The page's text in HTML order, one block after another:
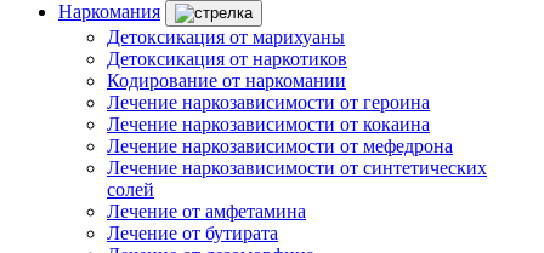
Наркомания
Детоксикация от марихуаны
Детоксикация от наркотиков
Кодирование от наркомании
Лечение наркозависимости от героина
Лечение наркозависимости от кокаина
Лечение наркозависимости от мефедрона
Лечение наркозависимости от синтетических
солей
Лечение от амфетамина
Лечение от бутирата